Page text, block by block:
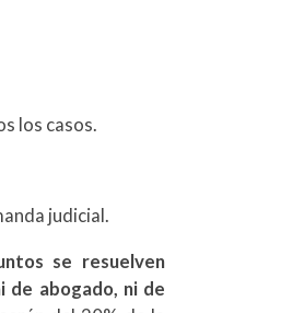
los casos.
judicial.
se resuelven
de abogado, ni de